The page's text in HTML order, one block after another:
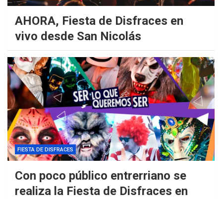
AHORA, Fiesta de Disfraces en
vivo desde San Nicolás
FIESTA DE DISFRACES
Con poco público entrerriano se
realiza la Fiesta de Disfraces en